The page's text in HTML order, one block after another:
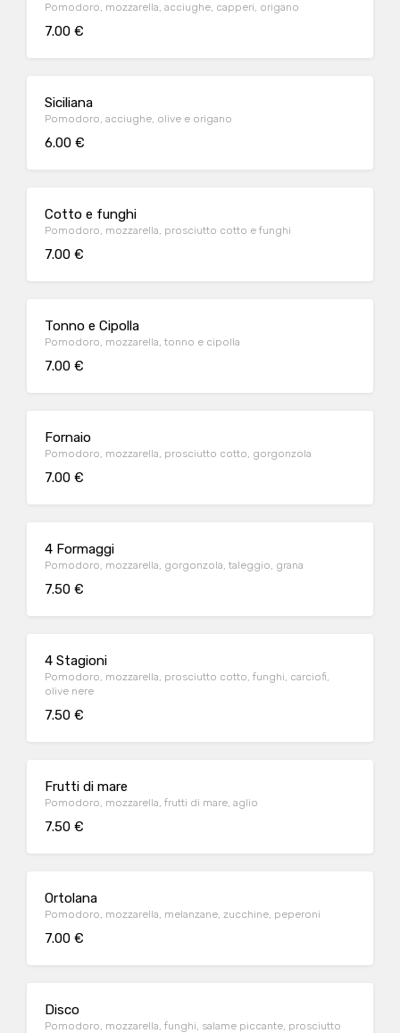
Pomodoro, mozzarella, acciughe, capperi, origano
7.00 €
Siciliana
Pomodoro, acciughe, olive e origano
6.00 €
Cotto e funghi
Pomodoro, mozzarella, prosciutto cotto e funghi
7.00 €
Tonno e Cipolla
Pomodoro, mozzarella, tonno e cipolla
7.00 €
Fornaio
Pomodoro, mozzarella, prosciutto cotto, gorgonzola
7.00 €
4 Formaggi
Pomodoro, mozzarella, gorgonzola, taleggio, grana
7.50 €
4 Stagioni
Pomodoro, mozzarella, prosciutto cotto, funghi, carciofi,
olive nere
7.50 €
Frutti di mare
Pomodoro, mozzarella, frutti di mare, aglio
7.50 €
Ortolana
Pomodoro, mozzarella, melanzane, zucchine, peperoni
7.00 €
Disco
Pomodoro, mozzarella, funghi, salame piccante, prosciutto